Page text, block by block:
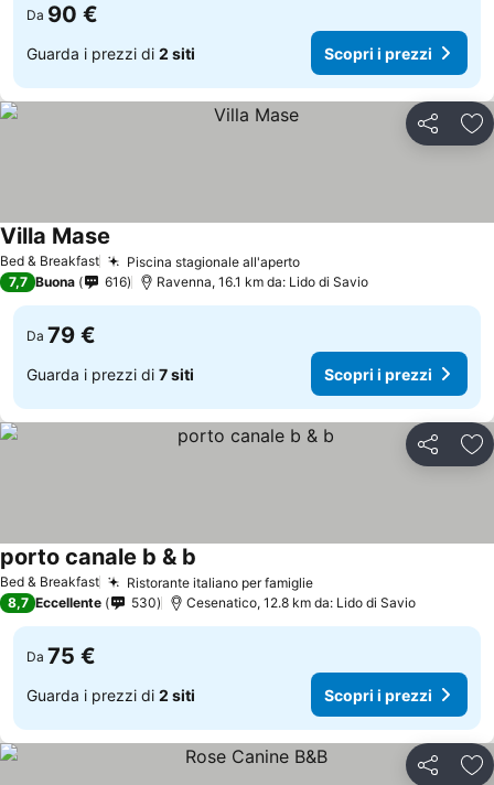
Da 90 €
Guarda i prezzi di 2 siti Scopri i prezzi
Condividi
Bed & Breakfast Piscina stagionale all'apertoScopri i prezzi
Villa Mase
7,7 Buona 616 Ravenna, 16.1 km da: Lido di Savio
Da 79 €
Guarda i prezzi di 7 siti Scopri i prezzi
Condividi
Bed & Breakfast Ristorante italiano per famiglieScopri i prezzi
porto canale b & b
8,7 Eccellente 530 Cesenatico, 12.8 km da: Lido di Savio
Da 75 €
Guarda i prezzi di 2 siti Scopri i prezzi
Condividi